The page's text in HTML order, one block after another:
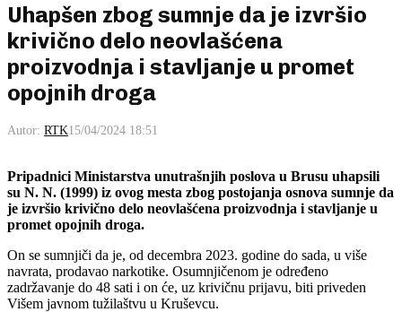
Uhapšen zbog sumnje da je izvršio
krivično delo neovlašćena
proizvodnja i stavljanje u promet
opojnih droga
Autor: RTK15/04/2024 18:51
Pripadnici Ministarstva unutrašnjih poslova u Brusu uhapsili
su N. N. (1999) iz ovog mesta zbog postojanja osnova sumnje da
je izvršio krivično delo neovlašćena proizvodnja i stavljanje u
promet opojnih droga.
On se sumnjiči da je, od decembra 2023. godine do sada, u više
navrata, prodavao narkotike. Osumnjičenom je određeno
zadržavanje do 48 sati i on će, uz krivičnu prijavu, biti priveden
Višem javnom tužilaštvu u Kruševcu.